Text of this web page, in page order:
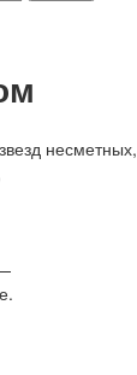
несметных,